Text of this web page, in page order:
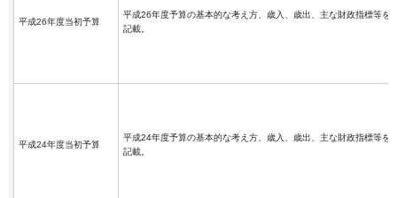
平成26年度当初予算
平成26年度予算の基本的な考え方、歳入、歳出、主な財政指標等を
記載。
平成24年度当初予算
平成24年度予算の基本的な考え方、歳入、歳出、主な財政指標等を
記載。